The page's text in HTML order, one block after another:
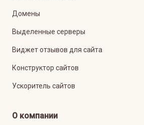
Домены
Выделенные серверы
Виджет отзывов для сайта
Конструктор сайтов
Ускоритель сайтов
О компании